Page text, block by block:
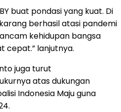
buat pondasi yang kuat. Di
berhasil atasi pandemi
kehidupan bangsa
cepat.” lanjutnya.
juga turut
atas dukungan
Indonesia Maju guna